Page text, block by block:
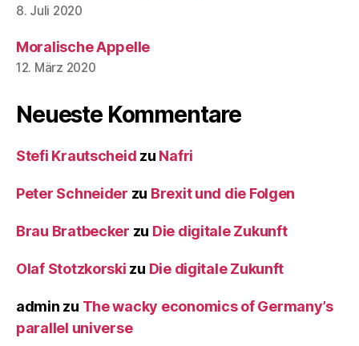
8. Juli 2020
Moralische Appelle
12. März 2020
Neueste Kommentare
Stefi Krautscheid zu Nafri
Peter Schneider zu Brexit und die Folgen
Brau Bratbecker zu Die digitale Zukunft
Olaf Stotzkorski zu Die digitale Zukunft
admin zu The wacky economics of Germany’s
parallel universe